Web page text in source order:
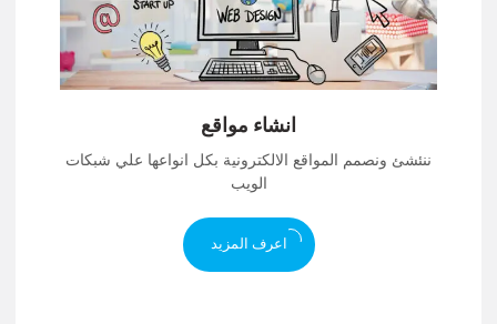
انشاء مواقع
ننئشئ ونصمم المواقع الالكترونية بكل انواعها علي شبكات
الويب
اعرف المزيد